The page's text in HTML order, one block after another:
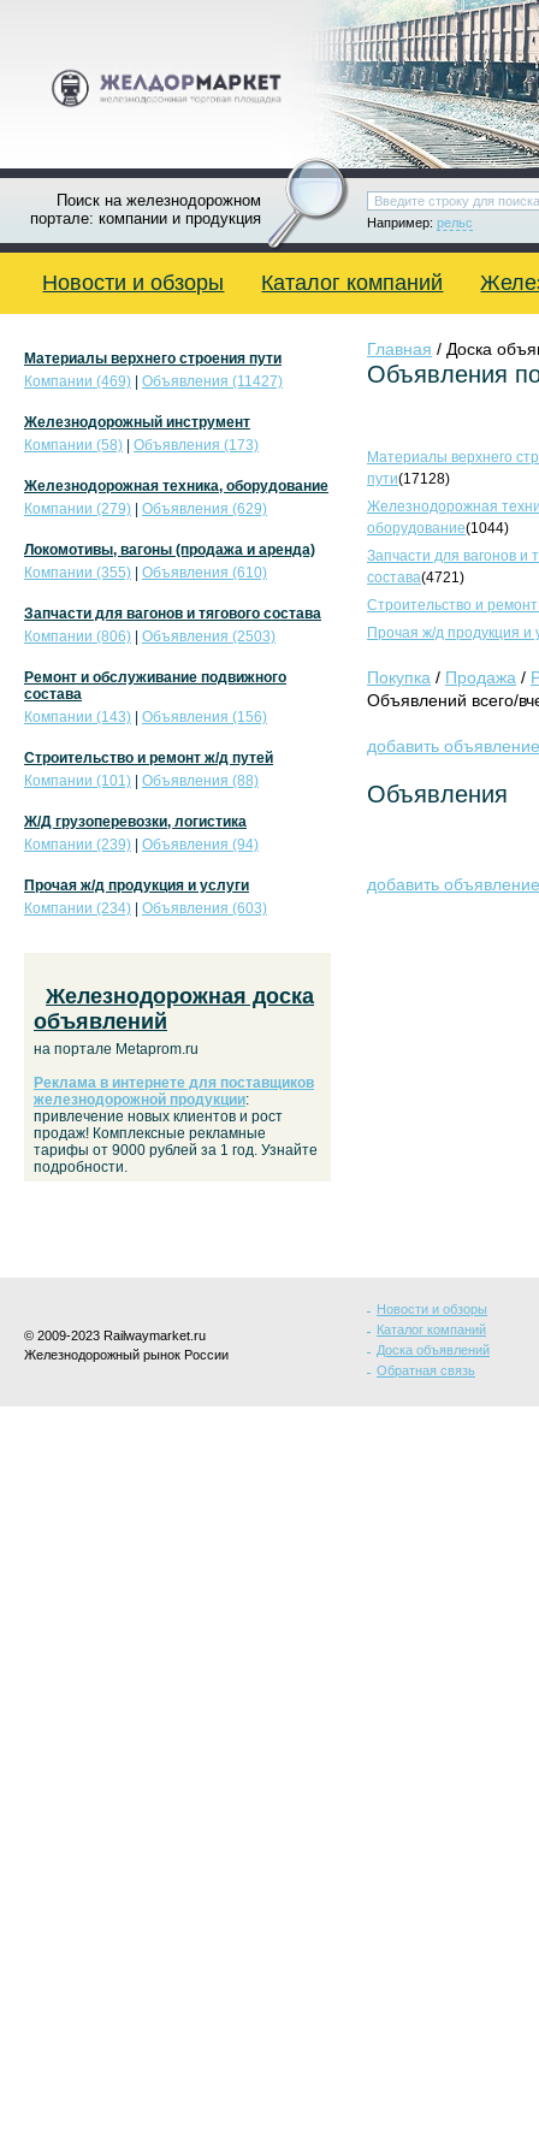
Поиск на железнодорожном
портале: компании и продукция
Например: рельс
Новости и обзоры Каталог компаний
Главная / Доска
Объявления
Материалы верхнего
пути(17128)
Железнодорожная
оборудование(1044)
Запчасти для вагонов и
состава(4721)
Строительство и
Прочая ж/д продукция и
Покупка / Продажа /
Объявлений всего/
добавить объявление
Объявления
добавить объявление
Материалы верхнего строения пути
Компании (469)
Объявления (11427)
Железнодорожный инструмент
Компании (58)
Объявления (173)
Железнодорожная техника, оборудование
Компании (279)
Объявления (629)
Локомотивы, вагоны (продажа и аренда)
Компании (355)
Объявления (610)
Запчасти для вагонов и тягового состава
Компании (806)
Объявления (2503)
Ремонт и обслуживание подвижного
состава
Компании (143)
Объявления (156)
Строительство и ремонт ж/д путей
Компании (101)
Объявления (88)
Ж/Д грузоперевозки, логистика
Компании (239)
Объявления (94)
Прочая ж/д продукция и услуги
Компании (234)
Объявления (603)
Железнодорожная доска
объявлений
на портале Metaprom.ru
Реклама в интернете для поставщиков
железнодорожной продукции:
привлечение новых клиентов и рост
продаж! Комплексные рекламные
тарифы от 9000 рублей за 1 год. Узнайте
подробности.
© 2009-2023 Railwaymarket.ru
Железнодорожный рынок России
Новости и обзоры
Каталог компаний
Доска объявлений
Обратная связь